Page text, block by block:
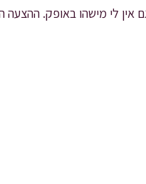
אין לי מישהו באופק. ההצעה